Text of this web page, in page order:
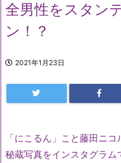
全男性をスタン
ン！？
2021年1月23日
「にこるん」こと藤田ニ
秘蔵写真をインスタグラム